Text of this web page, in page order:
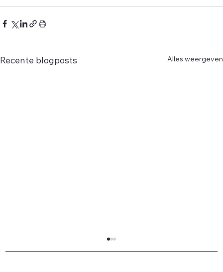
Recente blogposts Alles weergeven